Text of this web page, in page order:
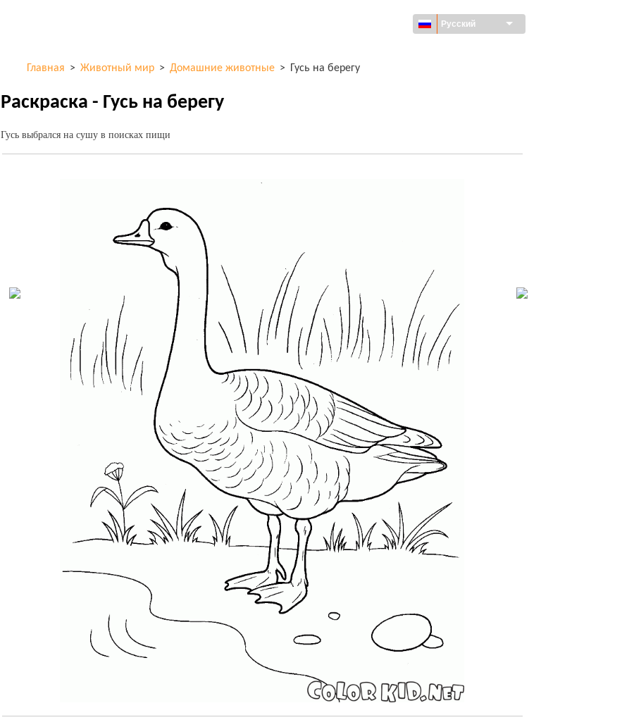
Русский
Главная > Животный мир > Домашние животные > Гусь на берегу
Раскраска - Гусь на берегу
Гусь выбрался на сушу в поисках пищи